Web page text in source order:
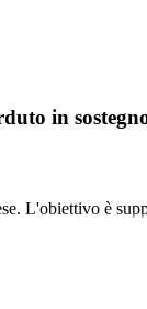
in
L'obiettivo è